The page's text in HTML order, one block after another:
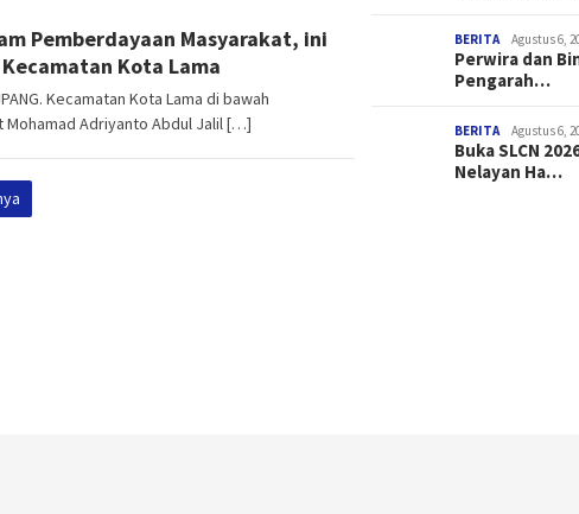
Pemberdayaan Masyarakat, ini
Kota Lama
Kecamatan Kota Lama di bawah
Mohamad Adriyanto Abdul Jalil […]
BERITA Agustus 6,
Perwira dan
Pengarah…
BERITA Agustus 6,
Buka SLCN
Nelayan Ha…